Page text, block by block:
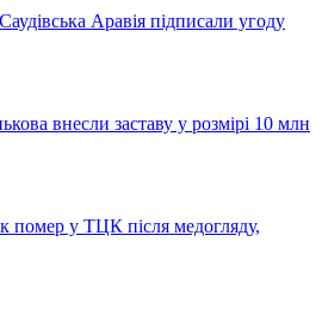
Аравія підписали угоду
внесли заставу у розмірі 10 млн
помер у ТЦК після медогляду,